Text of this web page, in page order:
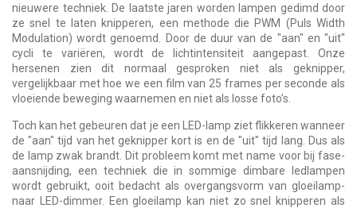
nieuwere techniek. De laatste jaren worden lampen gedimd door
ze snel te laten knipperen, een methode die PWM (Puls Width
Modulation) wordt genoemd. Door de duur van de "aan" en "uit"
cycli te variëren, wordt de lichtintensiteit aangepast. Onze
hersenen zien dit normaal gesproken niet als geknipper,
vergelijkbaar met hoe we een film van 25 frames per seconde als
vloeiende beweging waarnemen en niet als losse foto’s.
Toch kan het gebeuren dat je een LED-lamp ziet flikkeren wanneer
de "aan" tijd van het geknipper kort is en de "uit" tijd lang. Dus als
de lamp zwak brandt. Dit probleem komt met name voor bij fase-
aansnijding, een techniek die in sommige dimbare ledlampen
wordt gebruikt, ooit bedacht als overgangsvorm van gloeilamp-
naar LED-dimmer. Een gloeilamp kan niet zo snel knipperen als